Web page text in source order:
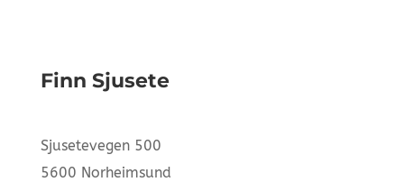
Finn Sjusete
Sjusetevegen 500
5600 Norheimsund